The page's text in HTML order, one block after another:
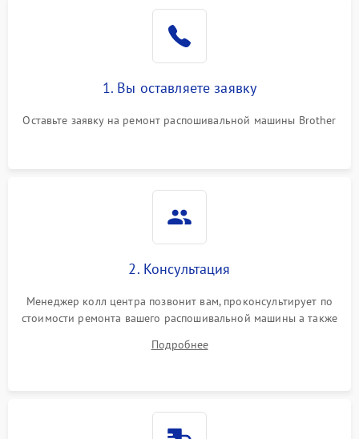
1. Вы оставляете заявку
Оставьте заявку на ремонт распошивальной машины Brother
2. Консультация
Менеджер колл центра позвонит вам, проконсультирует по
стоимости ремонта вашего распошивальной машины а также
Подробнее